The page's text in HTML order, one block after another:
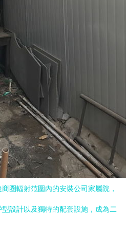
圈輻射范圍內的安裝公司家屬院，
設計以及獨特的配套設施，成為二